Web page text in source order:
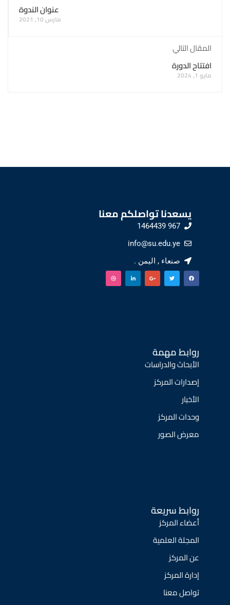
عنوان الندوة
مارس 10, 2021
المقال التالي
افتتاح الدورة
يسعدنا تواصلكم معنا
967 1464439
info@su.edu.ye
صنعاء , اليمن .
روابط مهمة
الأبحاث والدراسات
إصدارات المركز
الأخبار
وحدات المركز
معرض الصور
روابط سريعة
أعضاء المركز
المجلة العلمية
عن المركز
إدارة المركز
تواصل معنا